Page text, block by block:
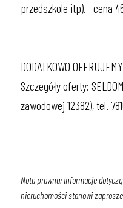
przedszkole itp). cena
DODATKOWO
Szczegóły oferty:
zawodowej 12382), tel.
Nota prawna: Informacje
nieruchomości stanowi